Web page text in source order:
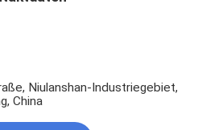
Niulanshan-Industriegebiet,
China